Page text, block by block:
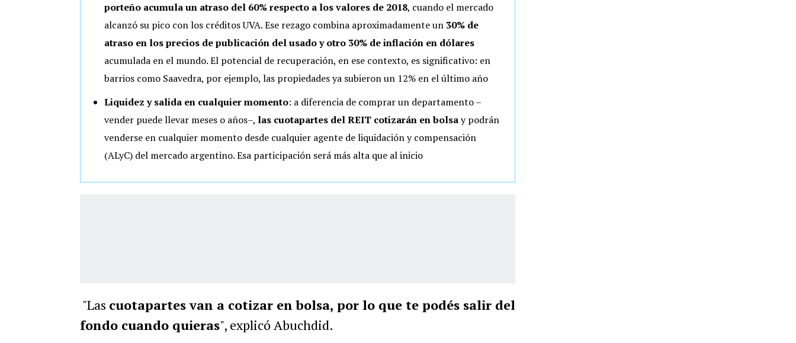
porteño acumula un atraso del 60% respecto a los valores de 2018, cuando el mercado
alcanzó su pico con los créditos UVA. Ese rezago combina aproximadamente un 30% de
atraso en los precios de publicación del usado y otro 30% de inflación en dólares
acumulada en el mundo. El potencial de recuperación, en ese contexto, es significativo: en
barrios como Saavedra, por ejemplo, las propiedades ya subieron un 12% en el último año
Liquidez y salida en cualquier momento: a diferencia de comprar un departamento –
vender puede llevar meses o años–, las cuotapartes del REIT cotizarán en bolsay podrán
venderse en cualquier momento desde cualquier agente de liquidación y compensación
(ALyC) del mercado argentino. Esa participación será más alta que al inicio
"Las cuotapartes van a cotizar en bolsa, por lo que te podés salir del
fondo cuando quieras", explicó Abuchdid.